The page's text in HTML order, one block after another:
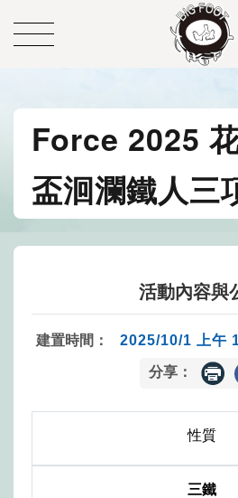
Force 2025
盃洄瀾鐵人三
活動內容與
建置時間： 2025/10/1 上午
分享：
性質
三鐵